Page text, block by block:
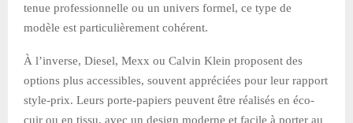
tenue professionnelle ou un univers formel, ce type de
modèle est particulièrement cohérent.
À l’inverse, Diesel, Mexx ou Calvin Klein proposent des
options plus accessibles, souvent appréciées pour leur rapport
style-prix. Leurs porte-papiers peuvent être réalisés en éco-
cuir ou en tissu, avec un design moderne et facile à porter au